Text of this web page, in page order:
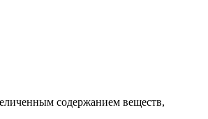
содержанием веществ,